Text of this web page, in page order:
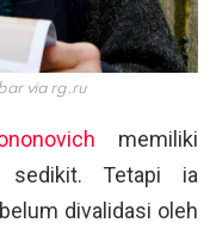
via rg.ru
memiliki
sedikit. Tetapi ia
divalidasi oleh